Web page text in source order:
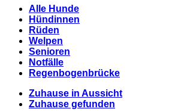
Alle Hunde
Hündinnen
Rüden
Welpen
Senioren
Notfälle
Regenbogenbrücke
Zuhause in Aussicht
Zuhause gefunden